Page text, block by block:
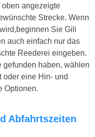
angezeigte
Strecke. Wenn
Sie Gili
auch einfach nur das
Reederei eingeben.
gefunden haben, wählen
oder eine Hin- und
Optionen.